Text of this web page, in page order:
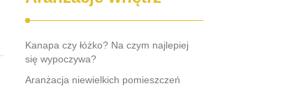
Kanapa czy łóżko? Na czym najlepiej
się wypoczywa?
Aranżacja niewielkich pomieszczeń